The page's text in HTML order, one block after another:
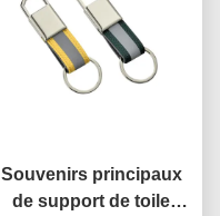
Souvenirs principaux
de support de toile